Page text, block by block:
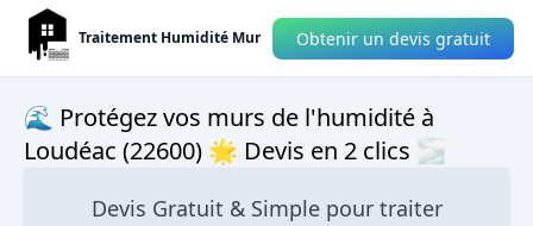
Traitement Humidité Mur Obtenir un devis gratuit
🌊 Protégez vos murs de l'humidité à
Loudéac (22600) 🌟 Devis en 2 clics 🌫
Devis Gratuit & Simple pour traiter